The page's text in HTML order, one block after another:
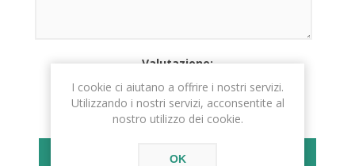
Valutazione:
PESSIMO ECCELLENTE
INVIA RECENSIONE
I cookie ci aiutano a offrire i nostri servizi.
Utilizzando i nostri servizi, acconsentite al
nostro utilizzo dei cookie.
OK